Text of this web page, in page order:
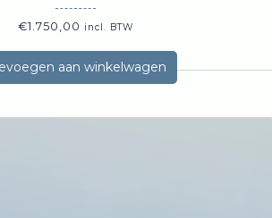
€1.750,00 incl. BTW
aan winkelwagen